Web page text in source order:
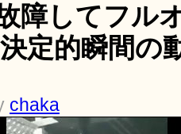
障してフル
定的瞬間の
chaka